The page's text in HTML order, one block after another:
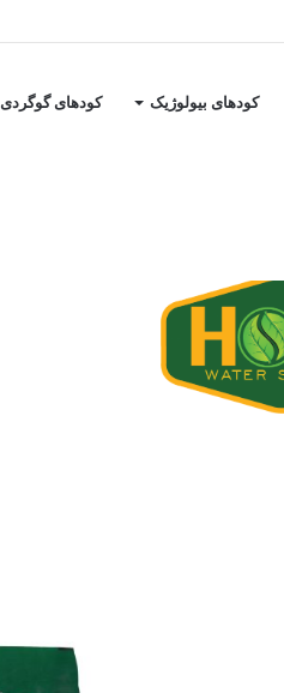
کودهای بیولوژیک کودهای گوگردی